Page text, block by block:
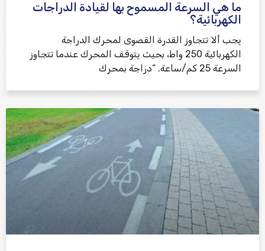
ما هي السرعة المسموح بها لقيادة الدراجات
الكهربائية؟
يجب ألا تتجاوز القدرة القصوى لمحرك الدراجة
الكهربائية 250 واط، بحيث يتوقف المحرك عندما تتجاوز
السرعة 25 كم/ساعة. “دراجة بمحرك